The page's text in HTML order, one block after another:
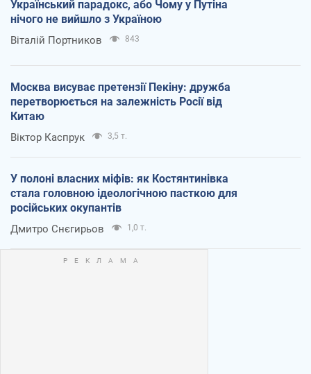
Український парадокс, або Чому у Путіна
нічого не вийшло з Україною
Віталій Портников 843
Москва висуває претензії Пекіну: дружба
перетворюється на залежність Росії від
Китаю
Віктор Каспрук 3,5 т.
У полоні власних міфів: як Костянтинівка
стала головною ідеологічною пасткою для
російських окупантів
Дмитро Снєгирьов 1,0 т.